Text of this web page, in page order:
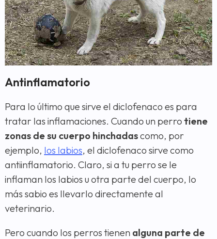
Antinflamatorio
Para lo último que sirve el diclofenaco es para
tratar las inflamaciones. Cuando un perro tiene
zonas de su cuerpo hinchadascomo, por
ejemplo, los labios, el diclofenaco sirve como
antiinflamatorio. Claro, si a tu perro se le
inflaman los labios u otra parte del cuerpo, lo
más sabio es llevarlo directamente al
veterinario.
Pero cuando los perros tienen alguna parte de